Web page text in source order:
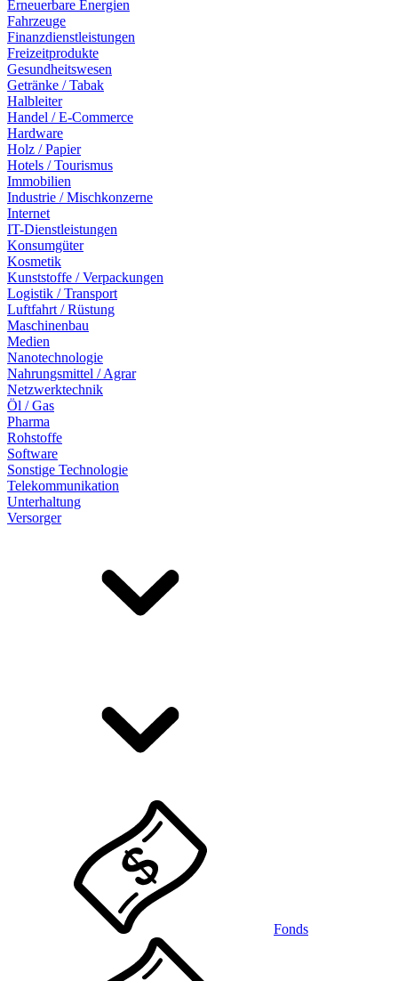
Erneuerbare Energien
Fahrzeuge
Finanzdienstleistungen
Freizeitprodukte
Gesundheitswesen
Getränke / Tabak
Halbleiter
Handel / E-Commerce
Hardware
Holz / Papier
Hotels / Tourismus
Immobilien
Industrie / Mischkonzerne
Internet
IT-Dienstleistungen
Konsumgüter
Kosmetik
Kunststoffe / Verpackungen
Logistik / Transport
Luftfahrt / Rüstung
Maschinenbau
Medien
Nanotechnologie
Nahrungsmittel / Agrar
Netzwerktechnik
Öl / Gas
Pharma
Rohstoffe
Software
Sonstige Technologie
Telekommunikation
Unterhaltung
Versorger
Fonds